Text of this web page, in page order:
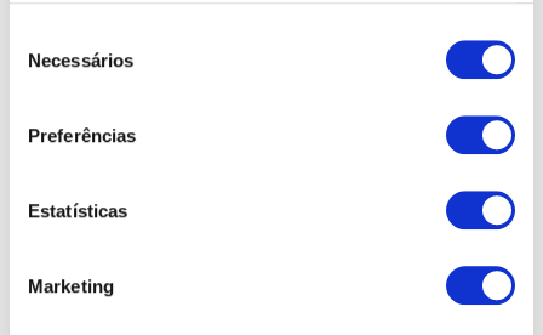
Necessários
Preferências
Estatísticas
Marketing